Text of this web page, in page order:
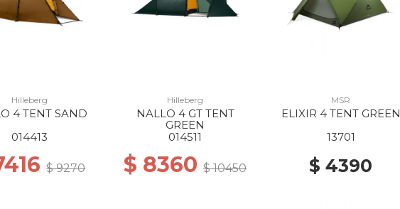
Hilleberg
4 TENT SAND
014413
$ 9270
Hilleberg
NALLO 4 GT TENT
GREEN
014511
$ 8360$ 10450
MSR
ELIXIR 4 TENT GREEN
13701
$ 4390